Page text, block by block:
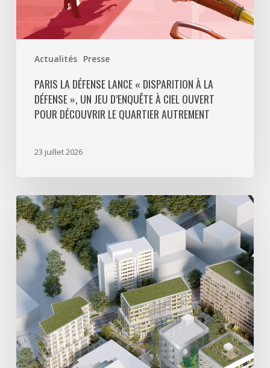
Actualités Presse
d’enquête
à
ciel
découvrir
quartier
PARIS LA DÉFENSE LANCE « DISPARITION À LA
DÉFENSE », UN JEU D’ENQUÊTE À CIEL OUVERT
POUR DÉCOUVRIR LE QUARTIER AUTREMENT
23 juillet 2026
Avec
5
actes
signés
pour
créer
000
m2
de
programmes